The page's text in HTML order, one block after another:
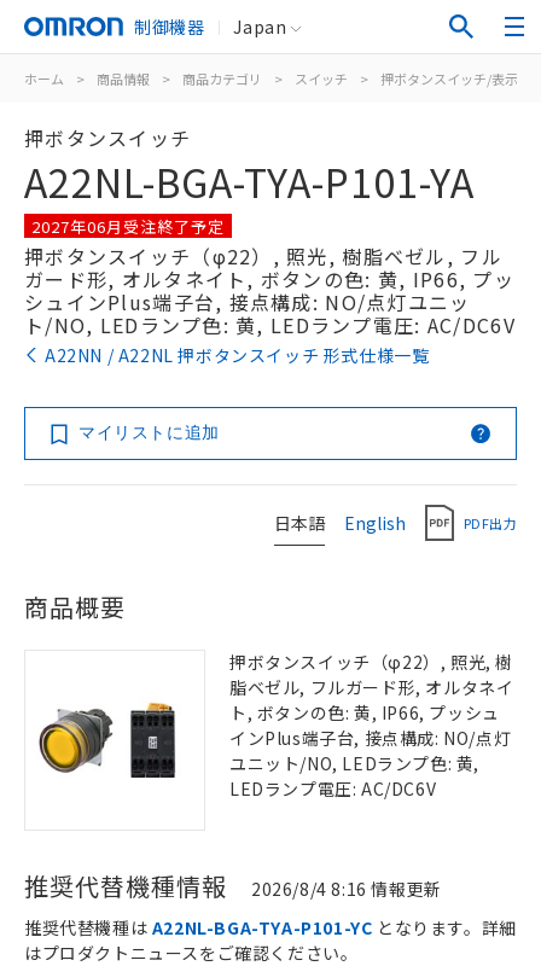
制御機器 Japan
ホーム > 商品情報 > 商品カテゴリ > スイッチ > 押ボタンスイッチ/表示灯
押ボタンスイッチ
A22NL-BGA-TYA-P101-YA
2027年06月受注終了予定
押ボタンスイッチ（φ22）, 照光, 樹脂ベゼル, フル
ガード形, オルタネイト, ボタンの色: 黄, IP66, プッ
シュインPlus端子台, 接点構成: NO/点灯ユニッ
ト/NO, LEDランプ色: 黄, LEDランプ電圧: AC/DC6V
A22NN / A22NL 押ボタンスイッチ 形式仕様一覧
マイリストに追加
日本語 English PDF出力
商品概要
押ボタンスイッチ（φ22）, 照光, 樹
脂ベゼル, フルガード形, オルタネイ
ト, ボタンの色: 黄, IP66, プッシュ
インPlus端子台, 接点構成: NO/点灯
ユニット/NO, LEDランプ色: 黄,
LEDランプ電圧: AC/DC6V
推奨代替機種情報 2026/8/4 8:16 情報更新
推奨代替機種は A22NL-BGA-TYA-P101-YC となります。詳細
はプロダクトニュースをご確認ください。